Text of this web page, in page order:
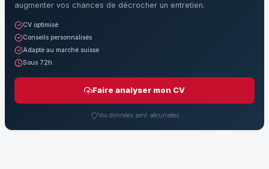
augmenter vos chances de décrocher un entretien.
CV optimisé
Conseils personnalisés
Adapté au marché suisse
Sous 72h
Faire analyser mon CV
Vos données sont sécurisées